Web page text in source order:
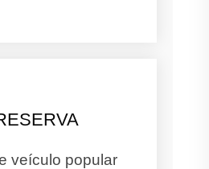
veículo popular